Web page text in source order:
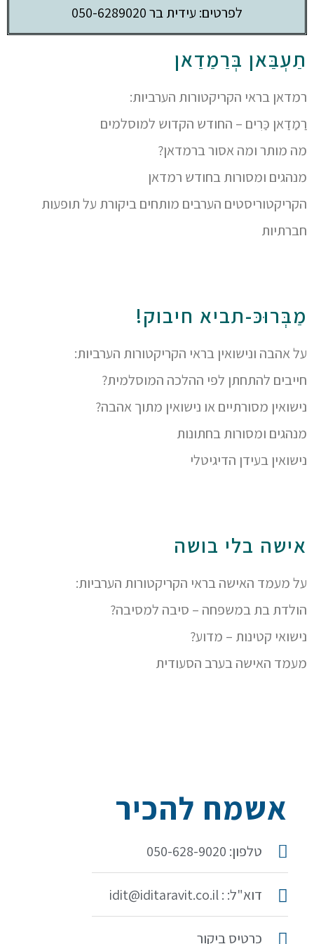
לפרטים: עידית בר 050-6289020
תַעְבַּאן בְּרַמַדַאן
רמדאן בראי הקריקטורות הערביות:
רַמַדַאן כַּרִים – החודש הקדוש למוסלמים
מה מותר ומה אסור ברמדאן?
מנהגים ומסורות בחודש רמדאן
הקריקטוריסטים הערבים מותחים ביקורת על תופעות
חברתיות
מַבְּרוּכּ-תביא חיבוק!
על אהבה ונישואין בראי הקריקטורות הערביות:
חייבים להתחתן לפי ההלכה המוסלמית?
נישואין מסורתיים או נישואין מתוך אהבה?
מנהגים ומסורות בחתונות
נישואין בעידן הדיגיטלי
אישה בלי בושה
על מעמד האישה בראי הקריקטורות הערביות:
הולדת בת במשפחה – סיבה למסיבה?
נישואי קטינות – מדוע?
מעמד האישה בערב הסעודית
אשמח להכיר
טלפון: 050-628-9020
דוא"ל: : idit@iditaravit.co.il
כרטיס ביקור